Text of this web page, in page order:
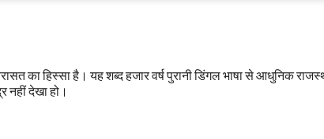
का हिस्सा है। यह शब्द हजार वर्ष पुरानी डिंगल भाषा से आधुनिक
नहीं देखा हो।